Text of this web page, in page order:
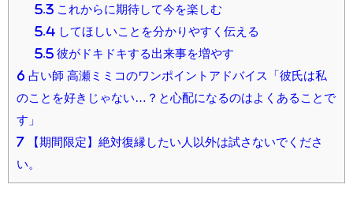
5.3これからに期待して今を楽しむ
5.4してほしいことを分かりやすく伝える
5.5彼がドキドキする出来事を増やす
6 占い師 高瀬ミミコのワンポイントアドバイス「彼氏は私
のことを好きじゃない…？と心配になるのはよくあることで
す」
7 【期間限定】絶対復縁したい人以外は試さないでくださ
い。